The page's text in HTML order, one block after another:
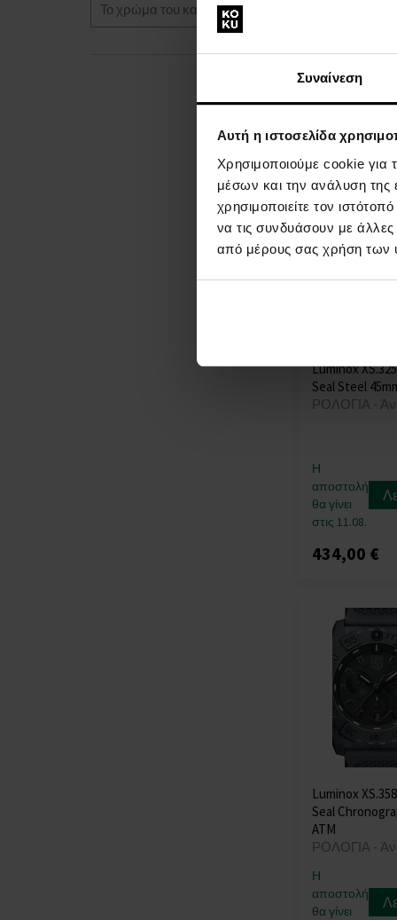
Συναίνεση
Αυτή η ιστοσελίδα
Χρησιμοποιούμε cookie για
μέσων και την ανάλυση της
χρησιμοποιείτε τον
να τις συνδυάσουν με
από μέρους σας χρήση των
Luminox
Marc Jacobs(+1)
(+346)
Maurice Lacroix(+5)
(+115)
(+26)
θα γίνει
338,00 €
Luminox
Seal Steel
ΡΟΛΟΓΙΑ -
Η
αποστολή
θα γίνει
στις 11.08.
434,00 €
Luminox
Seal
ATM
ΡΟΛΟΓΙΑ -
Η
αποστολή
θα γίνει